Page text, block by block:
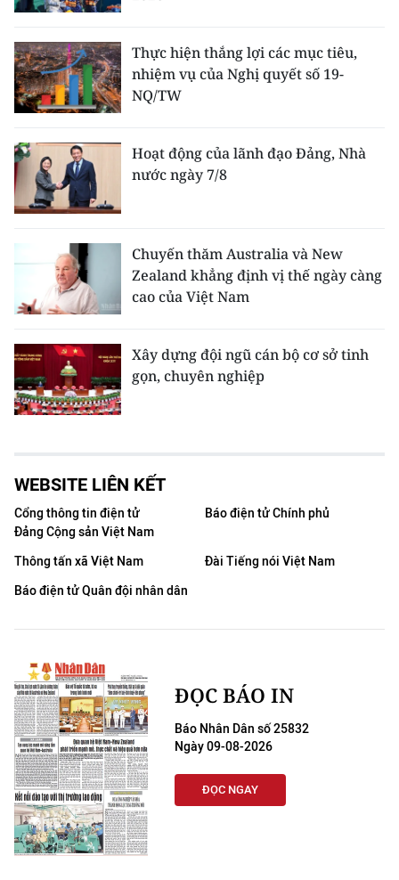
Thực hiện thắng lợi các mục tiêu,
nhiệm vụ của Nghị quyết số 19-
NQ/TW
Hoạt động của lãnh đạo Đảng, Nhà
nước ngày 7/8
Chuyến thăm Australia và New
Zealand khẳng định vị thế ngày càng
cao của Việt Nam
Xây dựng đội ngũ cán bộ cơ sở tinh
gọn, chuyên nghiệp
WEBSITE LIÊN KẾT
Cổng thông tin điện tử
Đảng Cộng sản Việt Nam
Báo điện tử Chính phủ
Thông tấn xã Việt Nam
Đài Tiếng nói Việt Nam
Báo điện tử Quân đội nhân dân
ĐỌC BÁO IN
Báo Nhân Dân số 25832
Ngày 09-08-2026
ĐỌC NGAY